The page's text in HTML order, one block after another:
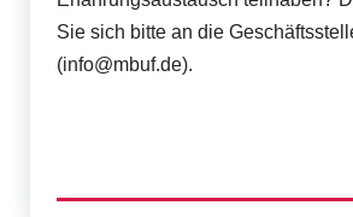
Sie sich bitte an die
(info@mbuf.de).